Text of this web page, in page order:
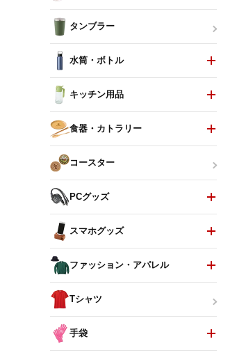
タンブラー
水筒・ボトル
キッチン用品
食器・カトラリー
コースター
PCグッズ
スマホグッズ
ファッション・アパレル
Tシャツ
手袋